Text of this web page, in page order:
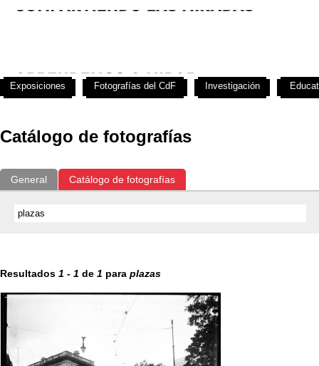
Catálogo de fotografías
General Catálogo de fotografías
Resultados 1 - 1 de 1 para plazas
Exposiciones Fotografías del CdF Investigación